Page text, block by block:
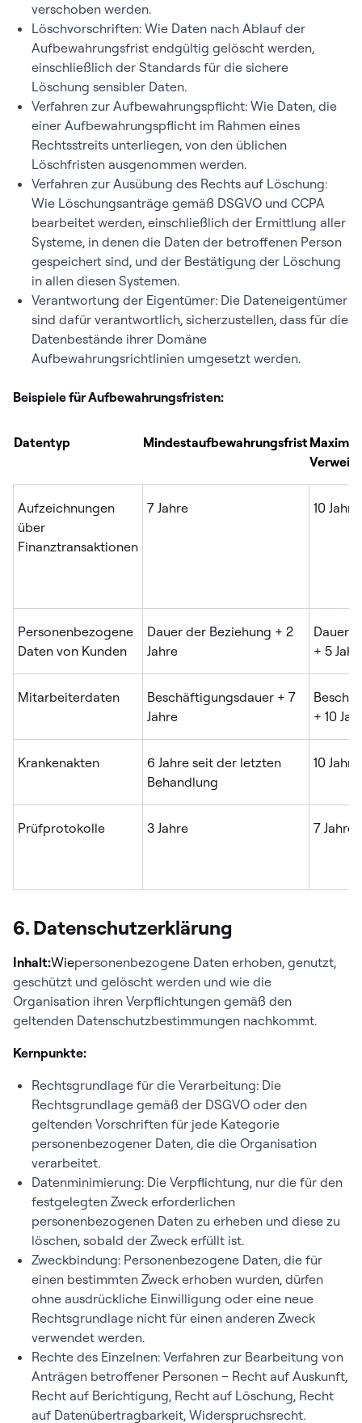
verschoben werden.
Löschvorschriften: Wie Daten nach Ablauf der
Aufbewahrungsfrist endgültig gelöscht werden,
einschließlich der Standards für die sichere
Löschung sensibler Daten.
Verfahren zur Aufbewahrungspflicht: Wie Daten, die
einer Aufbewahrungspflicht im Rahmen eines
Rechtsstreits unterliegen, von den üblichen
Löschfristen ausgenommen werden.
Verfahren zur Ausübung des Rechts auf Löschung:
Wie Löschungsanträge gemäß DSGVO und CCPA
bearbeitet werden, einschließlich der Ermittlung aller
Systeme, in denen die Daten der betroffenen Person
gespeichert sind, und der Bestätigung der Löschung
in allen diesen Systemen.
Verantwortung der Eigentümer: Die Dateneigentümer
sind dafür verantwortlich, sicherzustellen, dass für die
Datenbestände ihrer Domäne
Aufbewahrungsrichtlinien umgesetzt werden.
Beispiele für Aufbewahrungsfristen:
Datentyp Mindestaufbewahrungsfrist
Aufzeichnungen
über
Finanztransaktionen
7 Jahre 10 Jahre
Personenbezogene
Daten von Kunden
Dauer der Beziehung + 2
Jahre
Dauer
+ 5
Mitarbeiterdaten
Beschäftigungsdauer + 7
Jahre
+ 10
Krankenakten
6 Jahre seit der letzten
Behandlung
10 Jahre
Prüfprotokolle 3 Jahre 7 Jahre
6. Datenschutzerklärung
Inhalt:Wiepersonenbezogene Daten erhoben, genutzt,
geschützt und gelöscht werden und wie die
Organisation ihren Verpflichtungen gemäß den
geltenden Datenschutzbestimmungen nachkommt.
Kernpunkte:
Rechtsgrundlage für die Verarbeitung: Die
Rechtsgrundlage gemäß der DSGVO oder den
geltenden Vorschriften für jede Kategorie
personenbezogener Daten, die die Organisation
verarbeitet.
Datenminimierung: Die Verpflichtung, nur die für den
festgelegten Zweck erforderlichen
personenbezogenen Daten zu erheben und diese zu
löschen, sobald der Zweck erfüllt ist.
Zweckbindung: Personenbezogene Daten, die für
einen bestimmten Zweck erhoben wurden, dürfen
ohne ausdrückliche Einwilligung oder eine neue
Rechtsgrundlage nicht für einen anderen Zweck
verwendet werden.
Rechte des Einzelnen: Verfahren zur Bearbeitung von
Anträgen betroffener Personen – Recht auf Auskunft,
Recht auf Berichtigung, Recht auf Löschung, Recht
auf Datenübertragbarkeit, Widerspruchsrecht.